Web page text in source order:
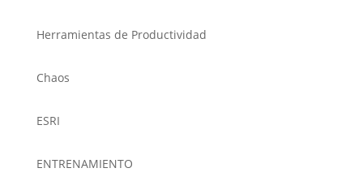
Herramientas de Productividad
Chaos
ESRI
ENTRENAMIENTO